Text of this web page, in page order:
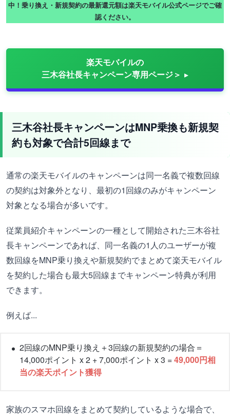
中！乗り換え・新規契約の最新還元額は楽天モバイル公式ページでご確
認ください。
楽天モバイルの
三木谷社長キャンペーン専用ページ＞
三木谷社長キャンペーンはMNP乗換も新規契
約も対象で合計5回線まで
通常の楽天モバイルのキャンペーンは同一名義で複数回線
の契約は対象外となり、最初の1回線のみがキャンペーン
対象となる場合が多いです。
従業員紹介キャンペーンの一種として開始された三木谷社
長キャンペーンであれば、同一名義の1人のユーザーが複
数回線をMNP乗り換えや新規契約でまとめて楽天モバイル
を契約した場合も最大5回線までキャンペーン特典が利用
できます。
例えば...
2回線のMNP乗り換え＋3回線の新規契約の場合＝
14,000ポイント x 2 + 7,000ポイント x 3 =49,000円相
当の楽天ポイント獲得
家族のスマホ回線をまとめて契約しているような場合で、